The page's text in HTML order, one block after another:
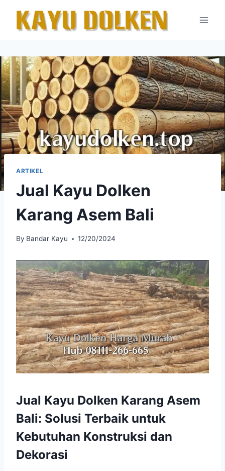
content
ARTIKEL
Jual Kayu Dolken
Karang Asem Bali
By Bandar Kayu 12/20/2024
Jual Kayu Dolken Karang Asem
Bali: Solusi Terbaik untuk
Kebutuhan Konstruksi dan
Dekorasi